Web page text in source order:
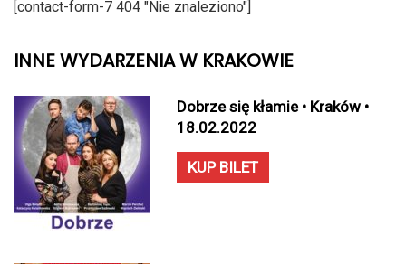
[contact-form-7 404 "Nie znaleziono"]
INNE WYDARZENIA W KRAKOWIE
Dobrze się kłamie • Kraków •
18.02.2022
KUP BILET